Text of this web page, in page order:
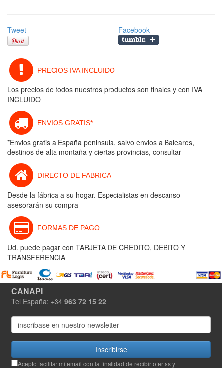
Tweet Facebook
PRECIOS IVA INCLUIDO
Los precios de todos nuestros productos son finales y con IVA
INCLUIDO
ENVIOS GRATIS*
*Envios gratis a España peninsula, salvo envios a Baleares,
destinos de alta montaña y ciertas provincias, consultar
DIRECTO DE FABRICA
Desde la fábrica a su hogar. Especialistas en descanso
asesorarán su compra
FORMAS DE PAGO
Ud. puede pagar con TARJETA DE CREDITO, DEBITO Y
TRANSFERENCIA
CANAPI
Tel España: +34 963 72 15 22
Inscribirse
Acepto facilitar mi email con la finalidad de recibir ofertas y